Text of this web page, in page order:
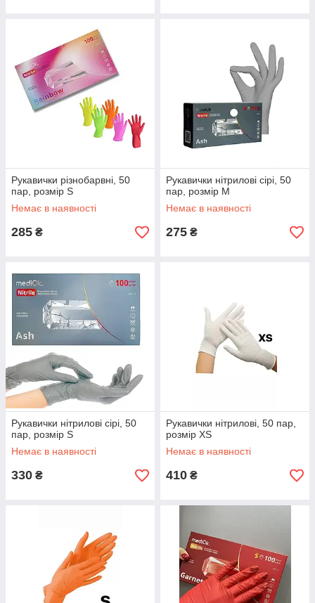
Рукавички різнобарвні, 50
пар, розмір S
Немає в наявності
285 ₴
Рукавички нітрилові сірі, 50
пар, розмір М
Немає в наявності
275 ₴
Рукавички нітрилові сірі, 50
пар, розмір S
Немає в наявності
330 ₴
Рукавички нітрилові, 50 пар,
розмір XS
Немає в наявності
410 ₴